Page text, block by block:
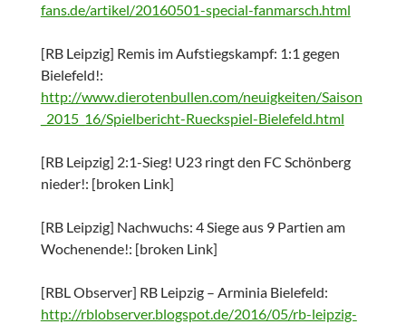
fans.de/artikel/20160501-special-fanmarsch.html
[RB Leipzig] Remis im Aufstiegskampf: 1:1 gegen
Bielefeld!:
http://www.dierotenbullen.com/neuigkeiten/Saison
_2015_16/Spielbericht-Rueckspiel-Bielefeld.html
[RB Leipzig] 2:1-Sieg! U23 ringt den FC Schönberg
nieder!: [broken Link]
[RB Leipzig] Nachwuchs: 4 Siege aus 9 Partien am
Wochenende!: [broken Link]
[RBL Observer] RB Leipzig – Arminia Bielefeld:
http://rblobserver.blogspot.de/2016/05/rb-leipzig-